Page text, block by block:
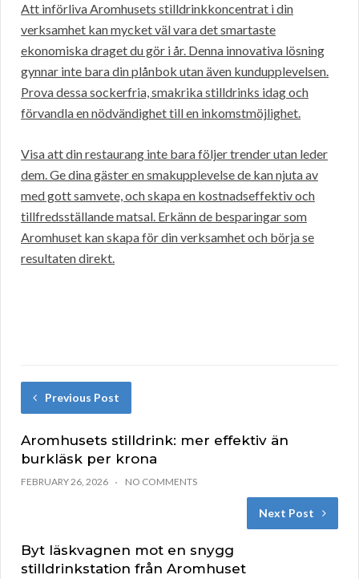
Att införliva Aromhusets stilldrinkkoncentrat i din
verksamhet kan mycket väl vara det smartaste
ekonomiska draget du gör i år. Denna innovativa lösning
gynnar inte bara din plånbok utan även kundupplevelsen.
Prova dessa sockerfria, smakrika stilldrinks idag och
förvandla en nödvändighet till en inkomstmöjlighet.
Visa att din restaurang inte bara följer trender utan leder
dem. Ge dina gäster en smakupplevelse de kan njuta av
med gott samvete, och skapa en kostnadseffektiv och
tillfredsställande matsal. Erkänn de besparingar som
Aromhuset kan skapa för din verksamhet och börja se
resultaten direkt.
Previous Post
Aromhusets stilldrink: mer effektiv än
burkläsk per krona
FEBRUARY 26, 2026 NO COMMENTS
Next Post
Byt läskvagnen mot en snygg
stilldrinkstation från Aromhuset